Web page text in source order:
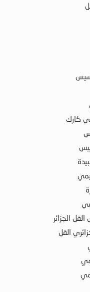
كارك
الجزائر
القل